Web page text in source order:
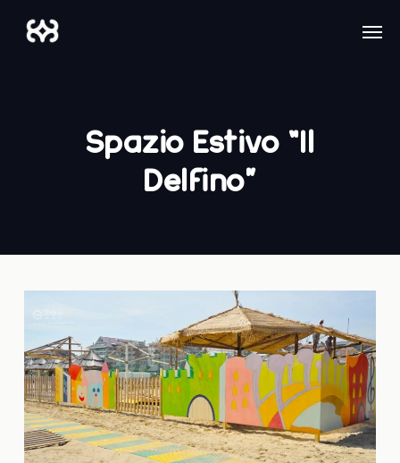
main
Spazio Estivo “Il
Delfino”